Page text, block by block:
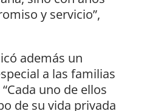
y servicio”,
además un
a las familias
uno de ellos
de su vida privada